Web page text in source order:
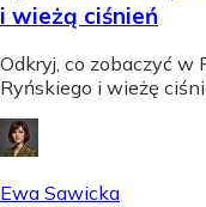
i wieżą ciśnień
Odkryj, co zobaczyć w
Ryńskiego i wieżę
Ewa Sawicka